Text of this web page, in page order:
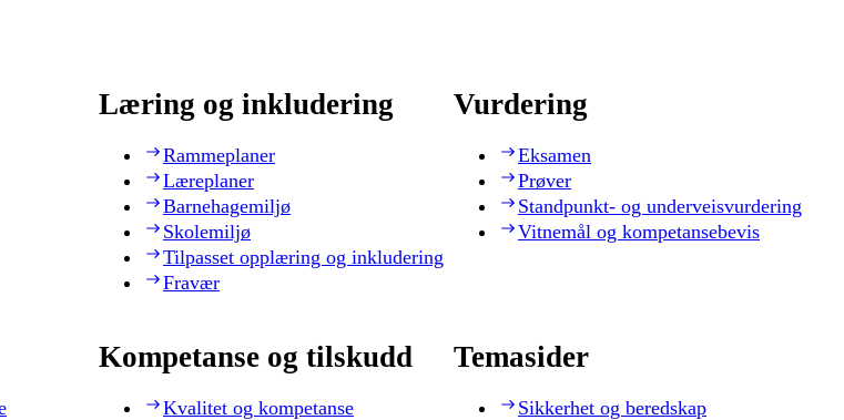
Læring og inkludering
Rammeplaner
Læreplaner
Barnehagemiljø
Skolemiljø
Tilpasset opplæring og inkludering
Fravær
Vurdering
Eksamen
Prøver
Standpunkt- og underveisvurdering
Vitnemål og kompetansebevis
Kompetanse og tilskudd
Kvalitet og kompetanse
Temasider
Sikkerhet og beredskap